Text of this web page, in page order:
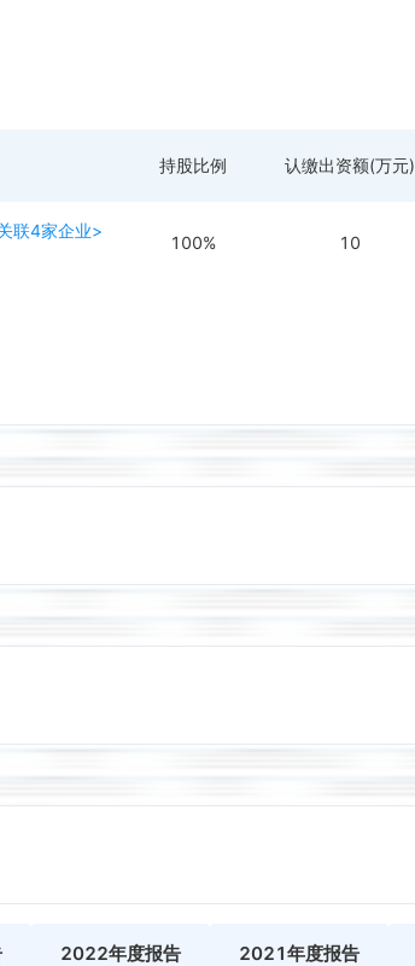
持股比例 认缴出资额(万元)
联4家企业>
100% 10
2022年度报告 2021年度报告